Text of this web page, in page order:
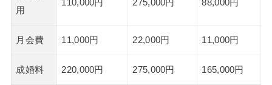
用
110,000円 275,000円 88,000円
月会費 11,000円 22,000円 11,000円
成婚料 220,000円 275,000円 165,000円